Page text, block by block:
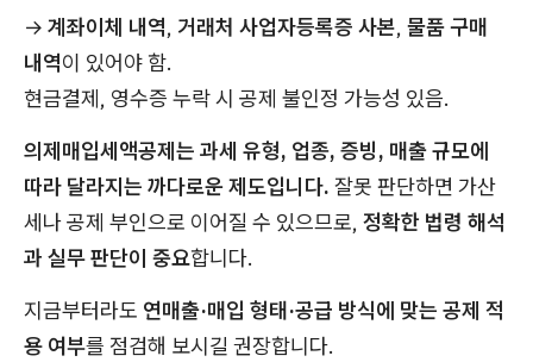
→ 계좌이체 내역, 거래처 사업자등록증 사본, 물품 구매
내역이 있어야 함.
현금결제, 영수증 누락 시 공제 불인정 가능성 있음.
의제매입세액공제는 과세 유형, 업종, 증빙, 매출 규모에
따라 달라지는 까다로운 제도입니다. 잘못 판단하면 가산
세나 공제 부인으로 이어질 수 있으므로, 정확한 법령 해석
과 실무 판단이 중요합니다.
지금부터라도 연매출·매입 형태·공급 방식에 맞는 공제 적
용 여부를 점검해 보시길 권장합니다.